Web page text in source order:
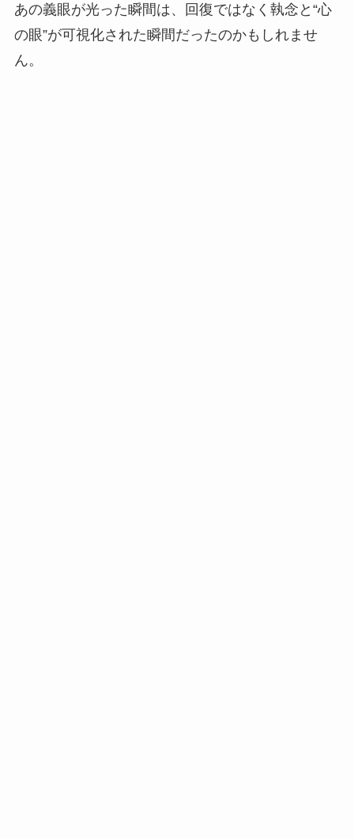
あの義眼が光った瞬間は、回復ではなく 執念と“心
の眼”が可視化された瞬間だったのかもしれませ
ん。